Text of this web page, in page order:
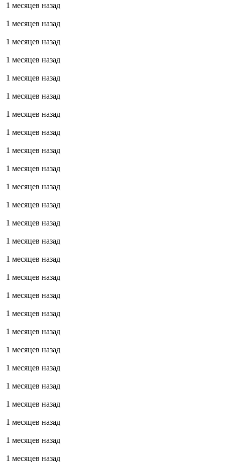
1 месяцев назад
1 месяцев назад
1 месяцев назад
1 месяцев назад
1 месяцев назад
1 месяцев назад
1 месяцев назад
1 месяцев назад
1 месяцев назад
1 месяцев назад
1 месяцев назад
1 месяцев назад
1 месяцев назад
1 месяцев назад
1 месяцев назад
1 месяцев назад
1 месяцев назад
1 месяцев назад
1 месяцев назад
1 месяцев назад
1 месяцев назад
1 месяцев назад
1 месяцев назад
1 месяцев назад
1 месяцев назад
1 месяцев назад